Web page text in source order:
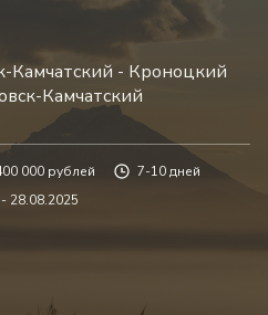
Камчатский - Кроноцкий
Камчатский
000 рублей
7-10 дней
28.08.2025